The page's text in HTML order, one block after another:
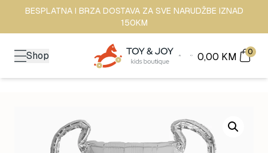
BESPLATNA I BRZA DOSTAVA ZA SVE NARUDŽBE IZNAD
150KM
Shop 0,00 KM 0